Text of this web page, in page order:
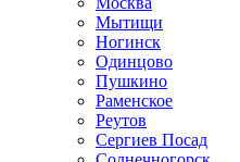
Мытищи
Ногинск
Одинцово
Пушкино
Раменское
Реутов
Сергиев Посад